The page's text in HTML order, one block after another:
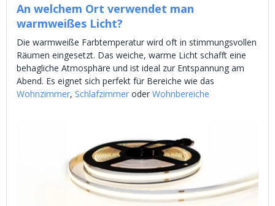
An welchem Ort verwendet man
warmweißes Licht?
Die warmweiße Farbtemperatur wird oft in stimmungsvollen
Räumen eingesetzt. Das weiche, warme Licht schafft eine
behagliche Atmosphäre und ist ideal zur Entspannung am
Abend. Es eignet sich perfekt für Bereiche wie das
Wohnzimmer, Schlafzimmer oder Wohnbereiche